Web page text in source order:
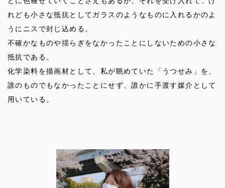
れども小さな抵抗としてガラスのようなものに入れるかのよ
うにニスで封じ込める。
不確かなものや揺らぎをなかったことにしないための小さな
抵抗である。
化学染料を描画材として、私が眺めていた「うつせみ」を、
誰のものでもなかったことにせず、誰かに手渡す媒介として
用いている。